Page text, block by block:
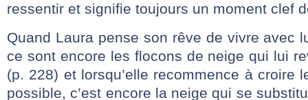
ressentir et signifie toujours un moment clef
Quand Laura pense son rêve de vivre avec
ce sont encore les flocons de neige qui lui
(p. 228) et lorsqu’elle recommence à croire
possible, c’est encore la neige qui se